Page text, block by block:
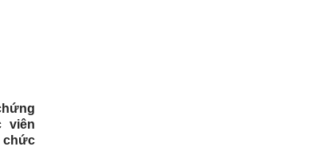
viên